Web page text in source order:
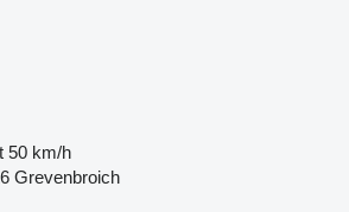
50 km/h
Grevenbroich